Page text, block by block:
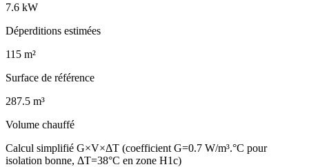
7.6 kW
Déperditions estimées
115 m²
Surface de référence
287.5 m³
Volume chauffé
Calcul simplifié G×V×ΔT (coefficient G=0.7 W/m³.°C pour
isolation bonne, ΔT=38°C en zone H1c)